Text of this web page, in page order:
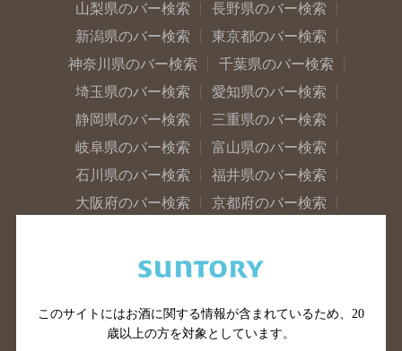
山梨県のバー検索
長野県のバー検索
新潟県のバー検索
東京都のバー検索
神奈川県のバー検索
千葉県のバー検索
埼玉県のバー検索
愛知県のバー検索
静岡県のバー検索
三重県のバー検索
岐阜県のバー検索
富山県のバー検索
石川県のバー検索
福井県のバー検索
大阪府のバー検索
京都府のバー検索
滋賀県のバー検索
和歌山県のバー検索
山口県のバー検索
鳥取県のバー検索
島根県のバー検索
徳島県のバー検索
このサイトにはお酒に関する情報が含まれているため、 20
歳以上の方を対象としています。